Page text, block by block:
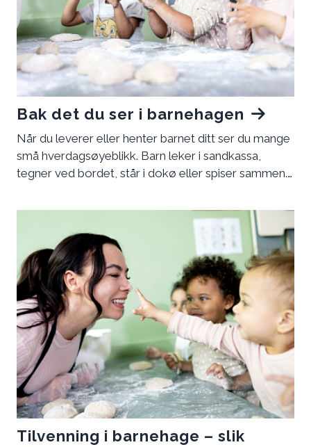
Bak det du ser i barnehagen
Når du leverer eller henter barnet ditt ser du mange
små hverdagsøyeblikk. Barn leker i sandkassa,
tegner ved bordet, står i dokø eller spiser sammen.
øyeblikkene ligger bevisste valg, faglig kunnskap og
forskningsbaserte metoder. Vi jobber slik at barnet
ditt skal oppleve mestring og trivsel. Samtidig får
det mulighet til å utvikle seg sammen med andre
barn.
Tilvenning i barnehage – slik